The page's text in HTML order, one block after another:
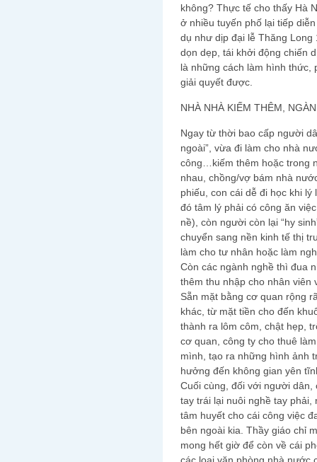
không? Thực tế cho thấy Hà
ở nhiều tuyến phố lại tiếp
dụ như dịp đại lễ Thăng Long
dọn dẹp, tái khởi động chiến
là những cách làm hình thức,
giải quyết được.
NHÀ NHÀ KIẾM THÊM,
Ngay từ thời bao cấp người
ngoài”, vừa đi làm cho nhà
công…kiếm thêm hoặc trong
nhau, chồng/vợ bám nhà
phiếu, con cái dễ đi học khi
đó tâm lý phải có công ăn
nề), còn người còn lại “hy
chuyển sang nền kinh tế thị
làm cho tư nhân hoặc làm
Còn các ngành nghề thì đua
thêm thu nhập cho nhân viên
Sẵn mặt bằng cơ quan rộng
khác, từ mặt tiền cho đến
thành ra lôm côm, chật hẹp,
cơ quan, công ty cho thuê
mình, tạo ra những hình ảnh
hưởng đến không gian yên
Cuối cùng, đối với người dân,
tay trái lại nuôi nghề tay
tâm huyết cho cái công việc
bên ngoài kia. Thầy giáo chỉ
mong hết giờ để còn về cái
các loại văn phòng nhà nước